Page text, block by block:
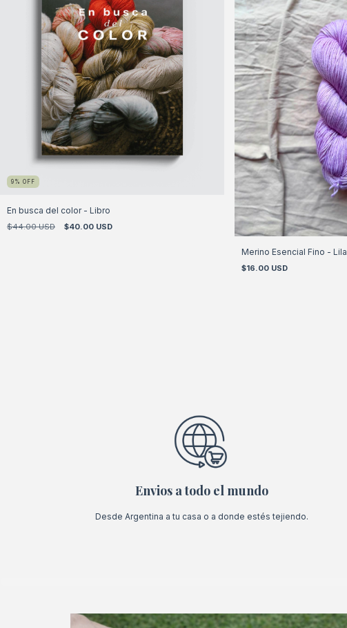
9 % OFF
En busca del color - Libro
$44.00 USD $40.00 USD
Merino Esencial Fino - Lila
$16.00 USD
Envios a todo el mundo
Desde Argentina a tu casa o a donde estés tejiendo.